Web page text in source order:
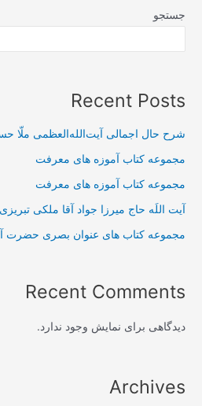
جستجو
Recent Posts
شرح حال اجمالی آیت‌الله‌العظمی ملّا
مجموعه کتاب آموزه های معرفت
مجموعه کتاب آموزه های معرفت
آیت اللَه حاج میرزا جواد آقا ملکی تبریزی
مجموعه کتاب های عنوان بصری حضرت
Recent Comments
دیدگاهی برای نمایش وجود ندارد.
Archives